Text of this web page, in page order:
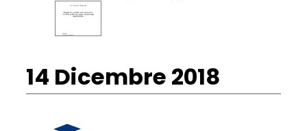
14 Dicembre 2018